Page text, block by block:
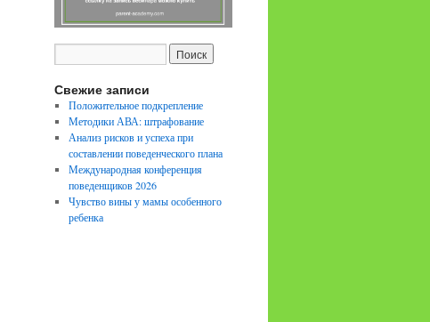
Свежие записи
Положительное подкрепление
Методики АВА: штрафование
Анализ рисков и успеха при
составлении поведенческого плана
Международная конференция
поведенщиков 2026
Чувство вины у мамы особенного
ребенка